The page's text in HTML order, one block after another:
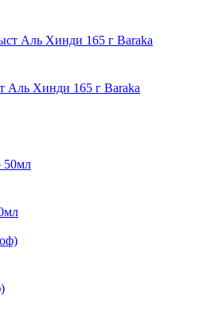
Аль Хинди 165 г Baraka